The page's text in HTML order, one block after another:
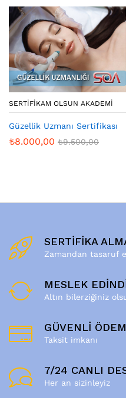
SERTIFIKAM OLSUN AKADEMI
Güzellik Uzmanı Sertifikası
₺8.000,00 ₺9.500,00
SERTİFİKA
Zamandan tasaruf
MESLEK
Altın bilerziğiniz
GÜVENLİ
Taksit imkanı
7/24 CANLI
Her an sizinleyiz